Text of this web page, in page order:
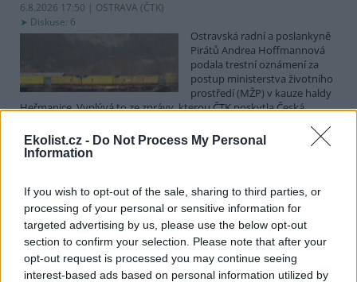
Ekolist.cz - Do Not Process My Personal
Information
If you wish to opt-out of the sale, sharing to third parties, or
processing of your personal or sensitive information for
targeted advertising by us, please use the below opt-out
section to confirm your selection. Please note that after your
opt-out request is processed you may continue seeing
interest-based ads based on personal information utilized by
6.8.2026 17:50 | OSTRAVA (ČTK)
Diskuse: 6
Ostravská radní a poslankyně
Pirátů Andrea Hoffmannová
podala trestní oznámení za
postup ministerstva životního
prostředí (MŽP) v kauze haldy
Heřmanice. Vyplývá to ze zprávy, kterou ČTK poskytla Česká
případu České inspekci životního prostředí (ČIŽP) a zastavení řízení.
Hoffmannová ČTK sdělila, že trestní oznámení podala proti dosud
zjištěna prověřováním. Stanovisko MŽP a ČIŽP ČTK shání.
Ředitelé odborů i mluvčí se z ČIŽP rozhodli odejít z
vlastní vůle, řekl Straka
6.8.2026 15:22 (ČTK)